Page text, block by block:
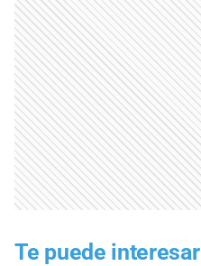
Te puede interesar